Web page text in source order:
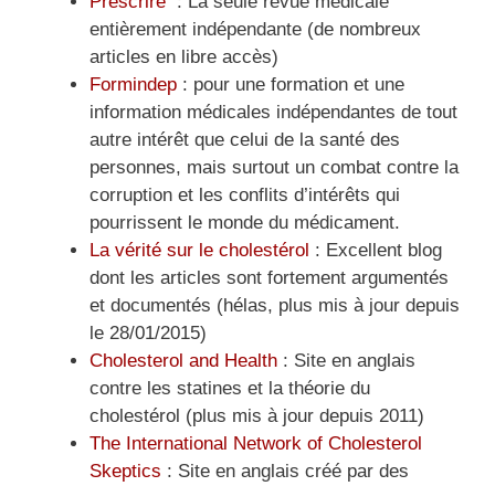
entièrement indépendante (de nombreux
articles en libre accès)
Formindep : pour une formation et une
information médicales indépendantes de tout
autre intérêt que celui de la santé des
personnes, mais surtout un combat contre la
corruption et les conflits d’intérêts qui
pourrissent le monde du médicament.
La vérité sur le cholestérol : Excellent blog
dont les articles sont fortement argumentés
et documentés (hélas, plus mis à jour depuis
le 28/01/2015)
Cholesterol and Health : Site en anglais
contre les statines et la théorie du
cholestérol (plus mis à jour depuis 2011)
The International Network of Cholesterol
Skeptics : Site en anglais créé par des